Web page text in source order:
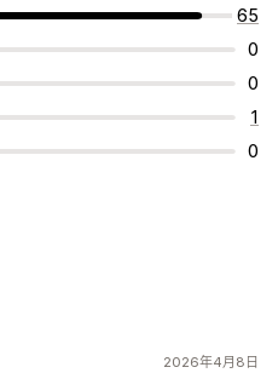
65
0
0
1
0
2026年4月8日